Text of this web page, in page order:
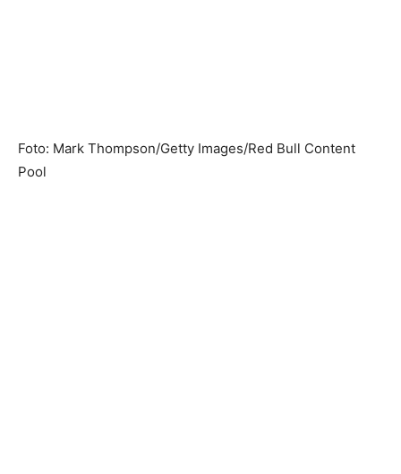
Foto: Mark Thompson/Getty Images/Red Bull Content
Pool